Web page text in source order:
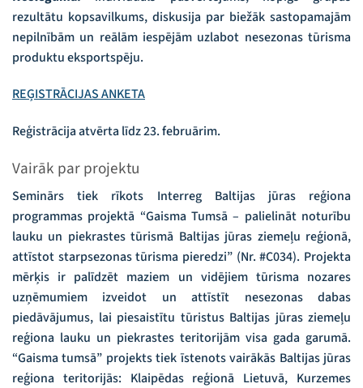
rezultātu kopsavilkums, diskusija par biežāk sastopamajām
nepilnībām un reālām iespējām uzlabot nesezonas tūrisma
produktu eksportspēju.
REĢISTRĀCIJAS ANKETA
Reģistrācija atvērta līdz 23. februārim.
Vairāk par projektu
Seminārs tiek rīkots Interreg Baltijas jūras reģiona
programmas projektā “Gaisma Tumsā – palielināt noturību
lauku un piekrastes tūrismā Baltijas jūras ziemeļu reģionā,
attīstot starpsezonas tūrisma pieredzi” (Nr. #C034). Projekta
mērķis ir palīdzēt maziem un vidējiem tūrisma nozares
uzņēmumiem izveidot un attīstīt nesezonas dabas
piedāvājumus, lai piesaistītu tūristus Baltijas jūras ziemeļu
reģiona lauku un piekrastes teritorijām visa gada garumā.
“Gaisma tumsā” projekts tiek īstenots vairākās Baltijas jūras
reģiona teritorijās: Klaipēdas reģionā Lietuvā, Kurzemes